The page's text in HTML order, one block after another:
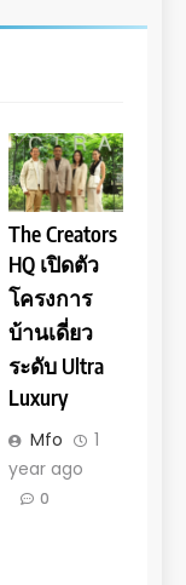
The Creators
HQ เปิดตัว
โครงการ
บ้านเดี่ยว
ระดับ Ultra
Luxury
Mfo
1
year ago
0